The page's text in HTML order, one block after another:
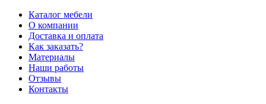
Каталог мебели
О компании
Доставка и оплата
Как заказать?
Материалы
Наши работы
Отзывы
Контакты